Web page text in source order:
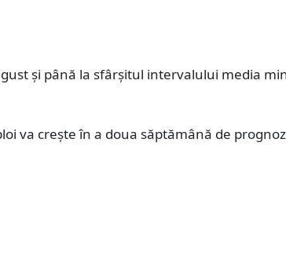
și până la sfârșitul intervalului media
va crește în a doua săptămână de